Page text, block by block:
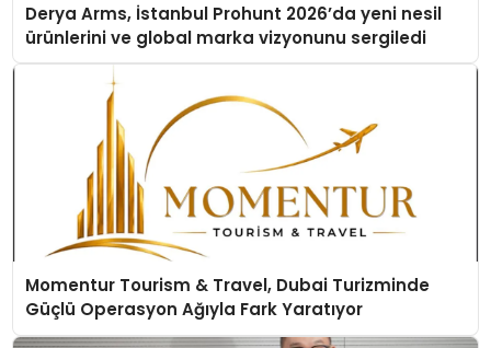
Derya Arms, İstanbul Prohunt 2026’da yeni nesil
ürünlerini ve global marka vizyonunu sergiledi
Momentur Tourism & Travel, Dubai Turizminde
Güçlü Operasyon Ağıyla Fark Yaratıyor